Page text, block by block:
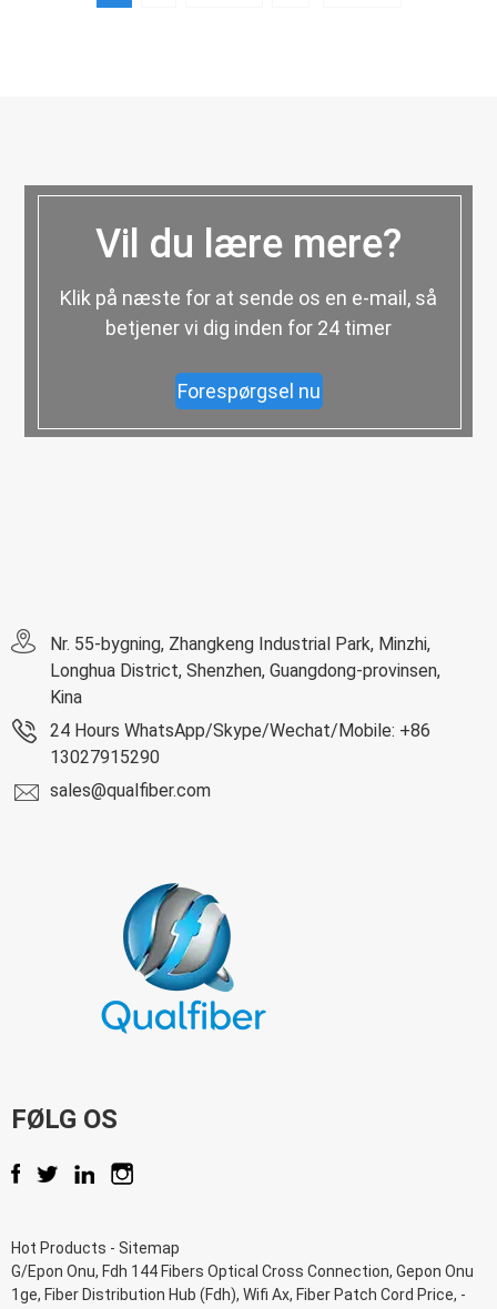
Vil du lære mere?
Klik på næste for at sende os en e-mail, så
betjener vi dig inden for 24 timer
Forespørgsel nu
Nr. 55-bygning, Zhangkeng Industrial Park, Minzhi,
Longhua District, Shenzhen, Guangdong-provinsen,
Kina
24 Hours WhatsApp/Skype/Wechat/Mobile: +86
13027915290
sales@qualfiber.com
FØLG OS
Hot Products - Sitemap
G/Epon Onu, Fdh 144 Fibers Optical Cross Connection, Gepon Onu
1ge, Fiber Distribution Hub (Fdh), Wifi Ax, Fiber Patch Cord Price, -